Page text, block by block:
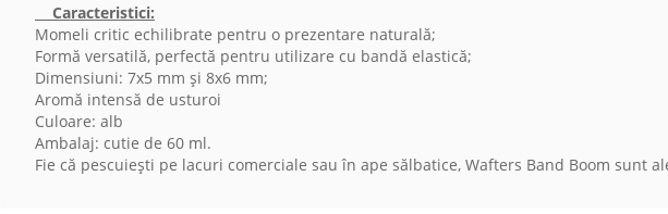
Caracteristici:
Momeli critic echilibrate pentru o prezentare naturală;
Formă versatilă, perfectă pentru utilizare cu bandă elastică;
Dimensiuni: 7x5 mm și 8x6 mm;
Aromă intensă de usturoi
Culoare: alb
Ambalaj: cutie de 60 ml.
Fie că pescuiești pe lacuri comerciale sau în ape sălbatice, Wafters Band Boom